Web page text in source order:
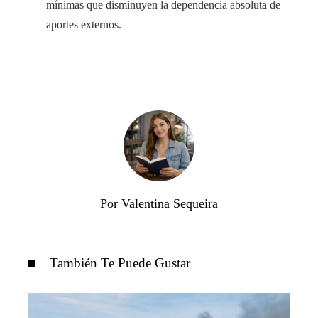
mínimas que disminuyen la dependencia absoluta de
aportes externos.
Por Valentina Sequeira
También Te Puede Gustar